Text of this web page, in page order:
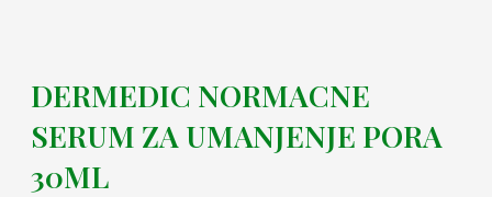
DERMEDIC NORMACNE
SERUM ZA UMANJENJE PORA
30ML